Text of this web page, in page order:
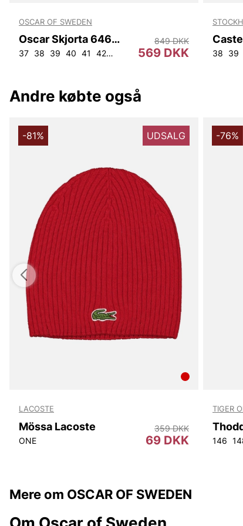
OSCAR OF SWEDEN
Oscar Skjorta 6460 Slim
37 38 39 40 41 42 45 569 DKK
849 DKK
38 39
Andre købte også
-81% UDSALG
LACOSTE
Mössa Lacoste
ONE 69 DKK
359 DKK
-76%
TIGER
146
Mere om OSCAR OF SWEDEN